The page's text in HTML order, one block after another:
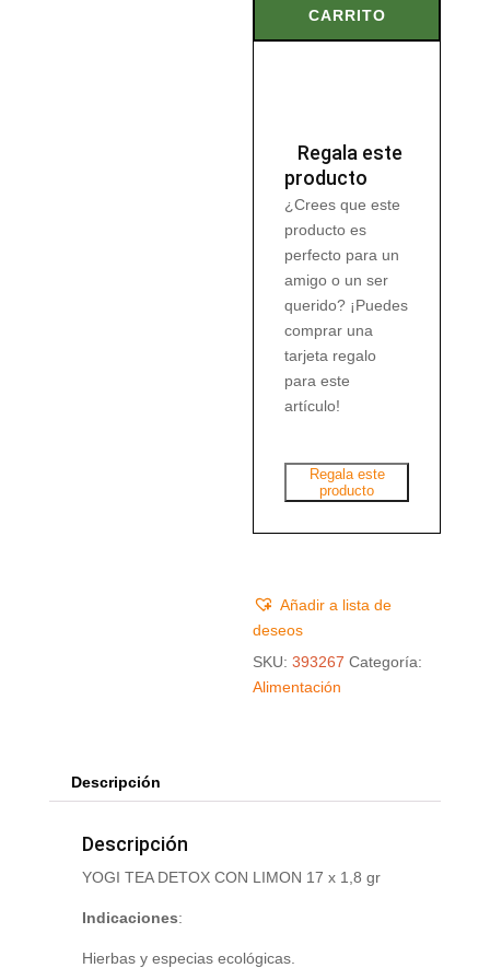
LIMON
cantidad
CARRITO
Regala este
producto
¿Crees que este
producto es
perfecto para un
amigo o un ser
querido? ¡Puedes
comprar una
tarjeta regalo
para este
artículo!
Regala este
producto
Añadir a lista de
deseos
SKU:393267 Categoría:
Alimentación
Descripción
Descripción
YOGI TEA DETOX CON LIMON 17 x 1,8 gr
Indicaciones:
Hierbas y especias ecológicas.